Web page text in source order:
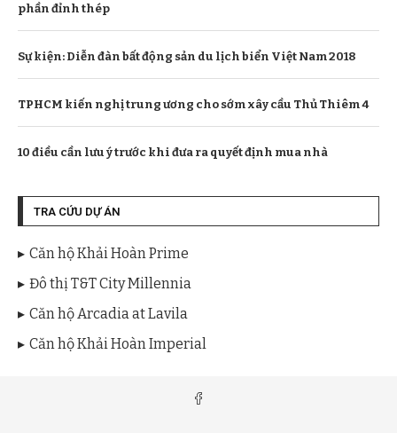
phần đỉnh thép
Sự kiện: Diễn đàn bất động sản du lịch biển Việt Nam 2018
TPHCM kiến nghị trung ương cho sớm xây cầu Thủ Thiêm 4
10 điều cần lưu ý trước khi đưa ra quyết định mua nhà
TRA CỨU DỰ ÁN
Căn hộ Khải Hoàn Prime
Đô thị T&T City Millennia
Căn hộ Arcadia at Lavila
Căn hộ Khải Hoàn Imperial